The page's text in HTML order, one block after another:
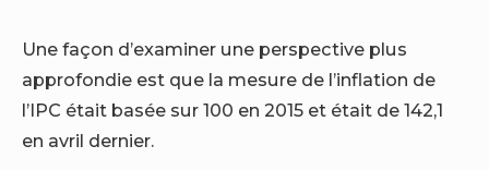
Une façon d’examiner une perspective plus
approfondie est que la mesure de l’inflation de
l’IPC était basée sur 100 en 2015 et était de 142,1
en avril dernier.